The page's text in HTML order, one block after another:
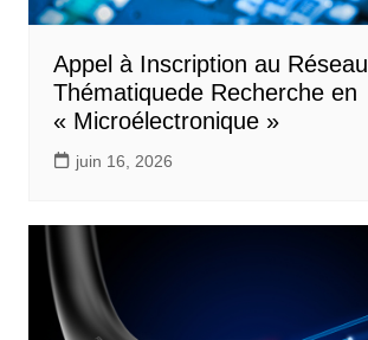
Appel à Inscription au Réseau
Thématiquede Recherche en
« Microélectronique »
juin 16, 2026